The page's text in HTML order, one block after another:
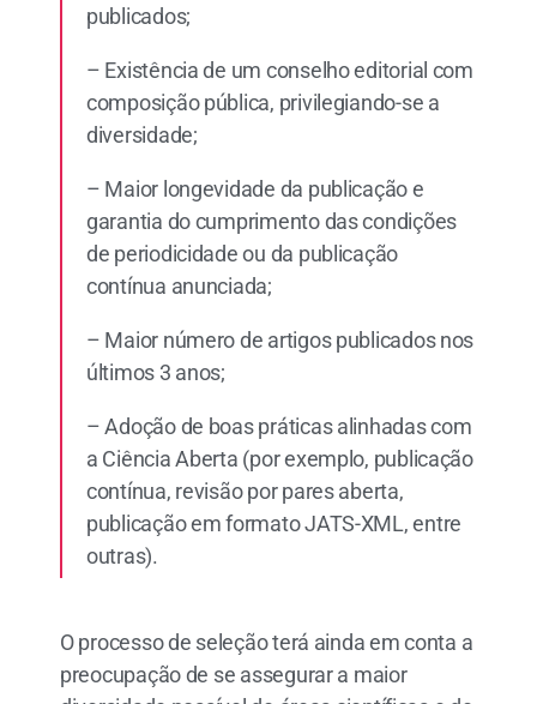
publicados;
– Existência de um conselho editorial com
composição pública, privilegiando-se a
diversidade;
– Maior longevidade da publicação e
garantia do cumprimento das condições
de periodicidade ou da publicação
contínua anunciada;
– Maior número de artigos publicados nos
últimos 3 anos;
– Adoção de boas práticas alinhadas com
a Ciência Aberta (por exemplo, publicação
contínua, revisão por pares aberta,
publicação em formato JATS-XML, entre
outras).
O processo de seleção terá ainda em conta a
preocupação de se assegurar a maior